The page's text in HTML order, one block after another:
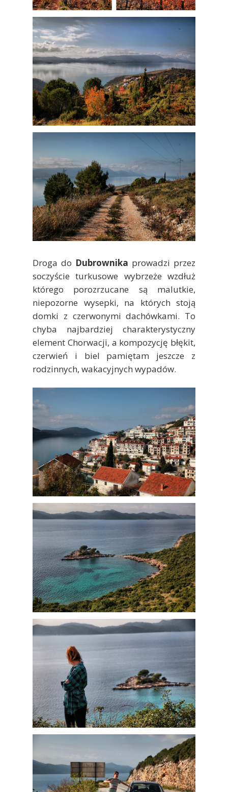
Droga do Dubrownika prowadzi przez
soczyście turkusowe wybrzeże wzdłuż
którego porozrzucane są malutkie,
niepozorne wysepki, na których stoją
domki z czerwonymi dachówkami. To
chyba najbardziej charakterystyczny
element Chorwacji, a kompozycję błękit,
czerwień i biel pamiętam jeszcze z
rodzinnych, wakacyjnych wypadów.